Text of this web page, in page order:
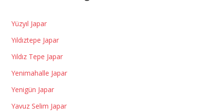
Yüzyıl Japar
Yıldıztepe Japar
Yıldız Tepe Japar
Yenimahalle Japar
Yenigün Japar
Yavuz Selim Japar